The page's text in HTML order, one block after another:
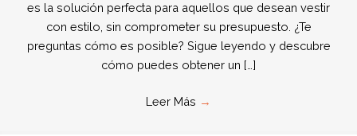
es la solución perfecta para aquellos que desean vestir
con estilo, sin comprometer su presupuesto. ¿Te
preguntas cómo es posible? Sigue leyendo y descubre
cómo puedes obtener un […]
Leer Más →